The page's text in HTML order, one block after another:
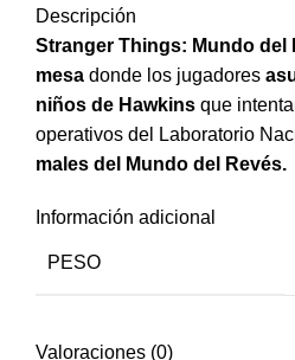
Descripción
Stranger Things: Mundo
mesa donde los jugadores
niños de Hawkins que
operativos del Laboratorio
males del Mundo del Revés.
Información adicional
PESO
Valoraciones (0)